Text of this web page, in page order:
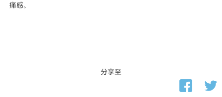
痛感。
分享至